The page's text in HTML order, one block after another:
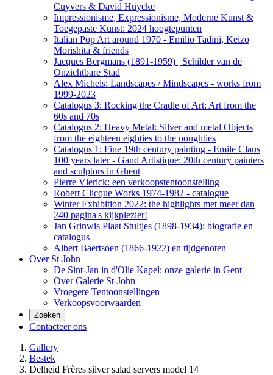
Cuyvers & David Huycke
Impressionisme, Expressionisme, Moderne Kunst &
Toegepaste Kunst: 2024 hoogtepunten
Italian Pop Art around 1970 - Emilio Tadini, Keizo
Morishita & friends
Jacques Bergmans (1891-1959) | Schilder van de
Onzichtbare Stad
Alex Michels: Landscapes / Mindscapes - works from
1999-2023
Catalogus 3: Rocking the Cradle of Art: Art from the
60s and 70s
Catalogus 2: Heavy Metal: Silver and metal Objects
from the eighteen eighties to the noughties
Catalogus 1: Fine 19th century painting - Emile Claus
100 years later - Gand Artistique: 20th century painters
and sculptors in Ghent
Pierre Vlerick: een verkoopstentoonstelling
Robert Clicque Works 1974-1982 - catalogue
Winter Exhibition 2022: the highlights met meer dan
240 pagina's kijkplezier!
Jan Grinwis Plaat Stultjes (1898-1934): biografie en
catalogus
Albert Baertsoen (1866-1922) en tijdgenoten
Over St-John
De Sint-Jan in d'Olie Kapel: onze galerie in Gent
Over Galerie St-John
Vroegere Tentoonstellingen
Verkoopsvoorwaarden
Zoeken
Contacteer ons
Gallery
Bestek
Delheid Frères silver salad servers model 14